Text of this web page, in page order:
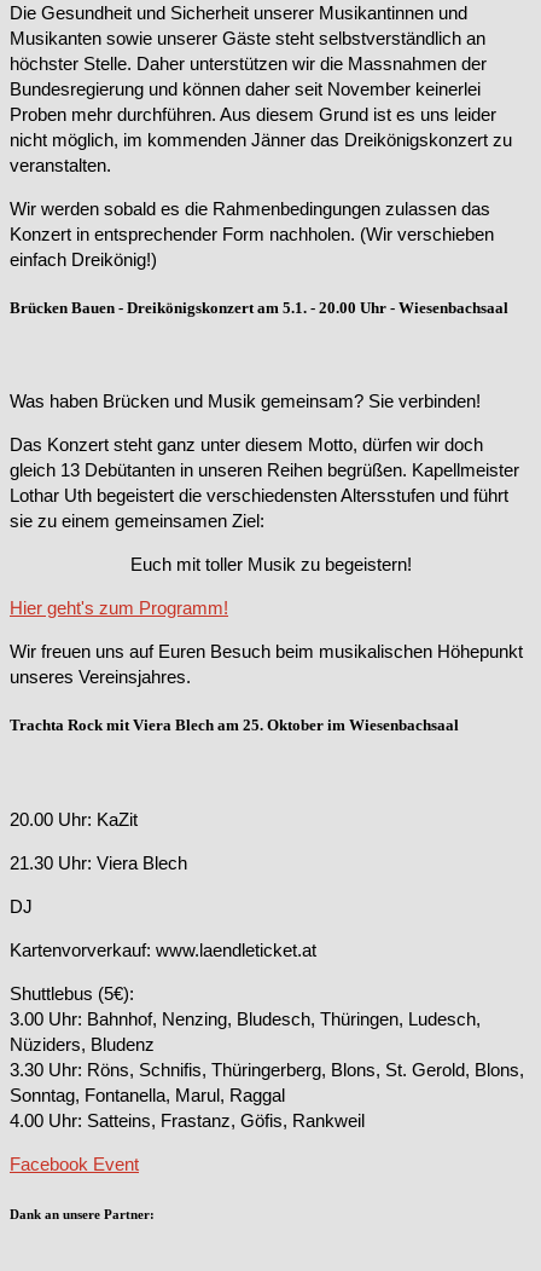
Die Gesundheit und Sicherheit unserer Musikantinnen und
Musikanten sowie unserer Gäste steht selbstverständlich an
höchster Stelle. Daher unterstützen wir die Massnahmen der
Bundesregierung und können daher seit November keinerlei
Proben mehr durchführen. Aus diesem Grund ist es uns leider
nicht möglich, im kommenden Jänner das Dreikönigskonzert zu
veranstalten.
Wir werden sobald es die Rahmenbedingungen zulassen das
Konzert in entsprechender Form nachholen. (Wir verschieben
einfach Dreikönig!)
Brücken Bauen - Dreikönigskonzert am 5.1. - 20.00 Uhr - Wiesenbachsaal
Was haben Brücken und Musik gemeinsam? Sie verbinden!
Das Konzert steht ganz unter diesem Motto, dürfen wir doch
gleich 13 Debütanten in unseren Reihen begrüßen. Kapellmeister
Lothar Uth begeistert die verschiedensten Altersstufen und führt
sie zu einem gemeinsamen Ziel:
Euch mit toller Musik zu begeistern!
Hier geht's zum Programm!
Wir freuen uns auf Euren Besuch beim musikalischen Höhepunkt
unseres Vereinsjahres.
Trachta Rock mit Viera Blech am 25. Oktober im Wiesenbachsaal
20.00 Uhr: KaZit
21.30 Uhr: Viera Blech
DJ
Kartenvorverkauf: www.laendleticket.at
Shuttlebus (5€):
3.00 Uhr: Bahnhof, Nenzing, Bludesch, Thüringen, Ludesch,
Nüziders, Bludenz
3.30 Uhr: Röns, Schnifis, Thüringerberg, Blons, St. Gerold, Blons,
Sonntag, Fontanella, Marul, Raggal
4.00 Uhr: Satteins, Frastanz, Göfis, Rankweil
Facebook Event
Dank an unsere Partner: